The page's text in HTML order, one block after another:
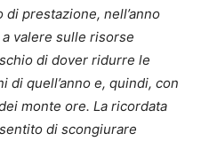
di prestazione, nell’anno
valere sulle risorse
di dover ridurre le
di quell’anno e, quindi, con
monte ore. La ricordata
di scongiurare